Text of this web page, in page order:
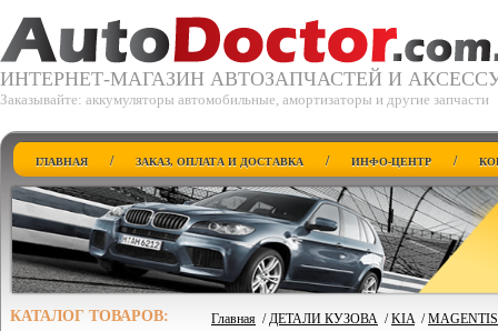
ИНТЕРНЕТ-МАГАЗИН АВТОЗАПЧАСТЕЙ И
Заказывайте: аккумуляторы автомобильные, амортизаторы и другие запчасти
ГЛАВНАЯ / ЗАКАЗ, ОПЛАТА И ДОСТАВКА / ИНФО-ЦЕНТР /
КАТАЛОГ ТОВАРОВ:
Главная /ДЕТАЛИ КУЗОВА /KIA/